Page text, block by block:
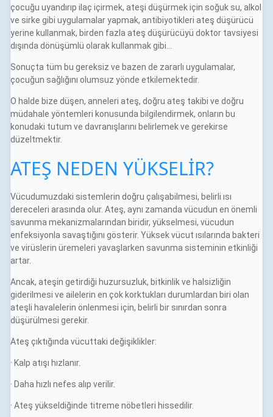
çocuğu uyandırıp ilaç içirmek, ateşi düşürmek için soğuk su, alkol
ve sirke gibi uygulamalar yapmak, antibiyotikleri ateş düşürücü
yerine kullanmak, birden fazla ateş düşürücüyü doktor tavsiyesi
dışında dönüşümlü olarak kullanmak gibi…
Sonuçta tüm bu gereksiz ve bazen de zararlı uygulamalar,
çocuğun sağlığını olumsuz yönde etkilemektedir.
O halde bize düşen, anneleri ateş, doğru ateş takibi ve doğru
müdahale yöntemleri konusunda bilgilendirmek, onların bu
konudaki tutum ve davranışlarını belirlemek ve gerekirse
düzeltmektir.
ATEŞ NEDEN YÜKSELİR?
Vücudumuzdaki sistemlerin doğru çalışabilmesi, belirli ısı
dereceleri arasında olur. Ateş, aynı zamanda vücudun en önemli
savunma mekanizmalarından biridir, yükselmesi, vücudun
enfeksiyonla savaştığını gösterir. Yüksek vücut ısılarında bakteri
ve virüslerin üremeleri yavaşlarken savunma sisteminin etkinliği
artar.
Ancak, ateşin getirdiği huzursuzluk, bitkinlik ve halsizliğin
giderilmesi ve ailelerin en çok korktukları durumlardan biri olan
ateşli havalelerin önlenmesi için, belirli bir sınırdan sonra
düşürülmesi gerekir.
Ateş çıktığında vücuttaki değişiklikler:
· Kalp atışı hızlanır.
· Daha hızlı nefes alıp verilir.
· Ateş yükseldiğinde titreme nöbetleri hissedilir.